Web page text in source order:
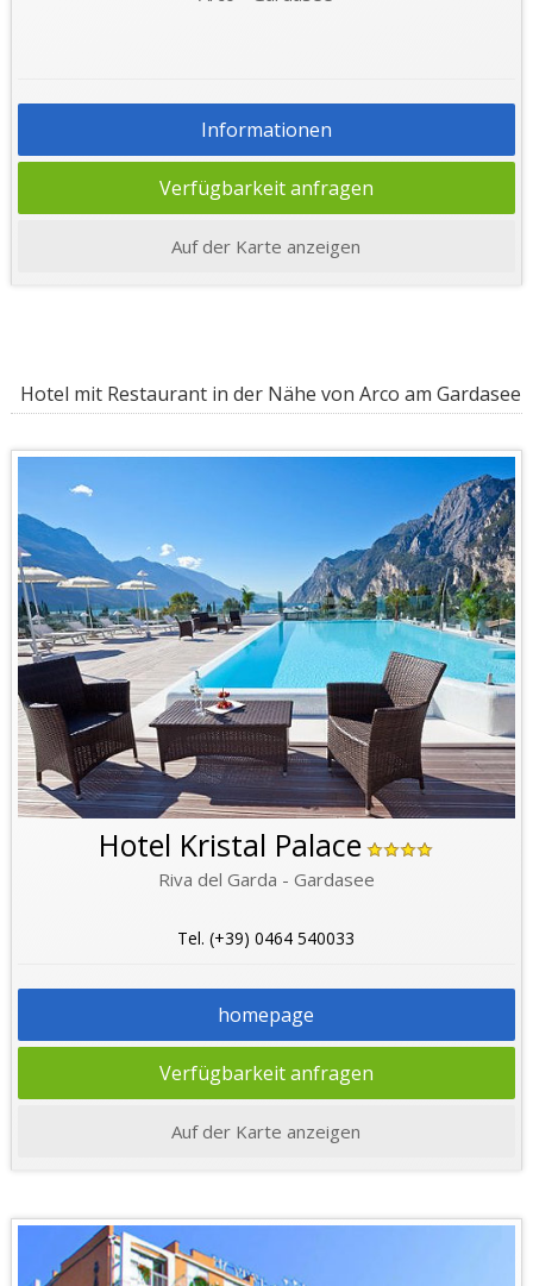
Informationen
Verfügbarkeit anfragen
Auf der Karte anzeigen
Hotel mit Restaurant in der Nähe von Arco am Gardasee
Hotel Kristal Palace
Riva del Garda - Gardasee
Tel. (+39) 0464 540033
homepage
Verfügbarkeit anfragen
Auf der Karte anzeigen